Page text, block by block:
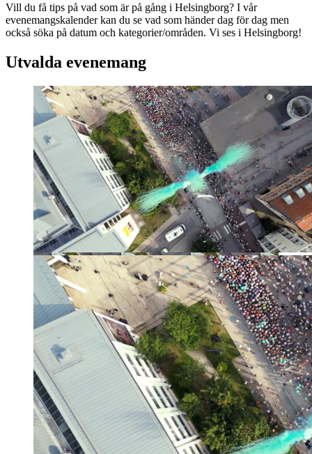
Vill du få tips på vad som är på gång i Helsingborg? I vår
evenemangskalender kan du se vad som händer dag för dag men
också söka på datum och kategorier/områden. Vi ses i Helsingborg!
Utvalda evenemang